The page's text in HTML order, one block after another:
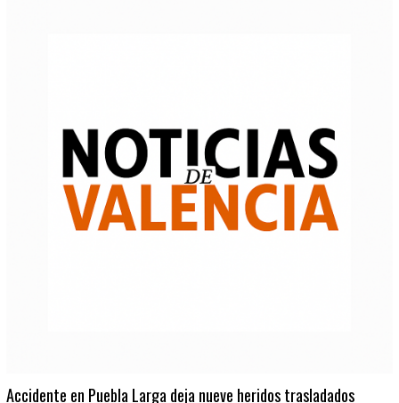
Accidente en Puebla Larga deja nueve heridos trasladados